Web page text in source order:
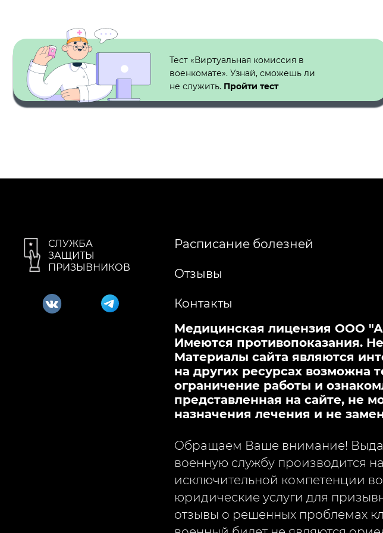
Кнопка №1
Тест «Виртуальная комиссия в
военкомате». Узнай, сможешь ли
не служить. Пройти тест
СЛУЖБА
ЗАЩИТЫ
ПРИЗЫВНИКОВ
Расписание болезней
Отзывы
Контакты
Медицинская лицензия ООО
Имеются противопоказания.
Материалы сайта являются
на других ресурсах возможна
ограничение работы и
представленная на сайте, не
назначения лечения и не
Обращаем Ваше внимание!
военную службу производится
исключительной компетенции
юридические услуги для
отзывы о решенных проблемах